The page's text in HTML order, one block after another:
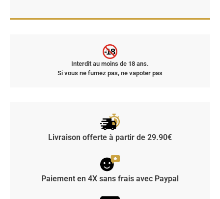
-18
Interdit au moins de 18 ans.
Si vous ne fumez pas, ne vapoter pas
Livraison offerte à partir de 29.90€
Paiement en 4X sans frais avec Paypal